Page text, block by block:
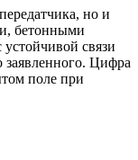
но и
бетонными
связи
заявленного. Цифра
поле при